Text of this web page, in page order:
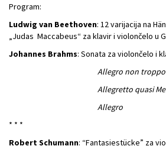
Program:
Ludwig van Beethoven: 12 varijacija na
„Judas Maccabeus“ za klavir i violončelo u
Johannes Brahms: Sonata za violončelo i
Allegro non troppo
Allegretto quasi
Allegro
* * *
Robert Schumann: “Fantasiestücke” za